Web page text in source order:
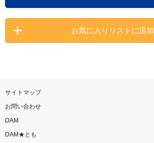
お気に入りリストに追加
サイトマップ
お問い合わせ
DAM
DAM★とも